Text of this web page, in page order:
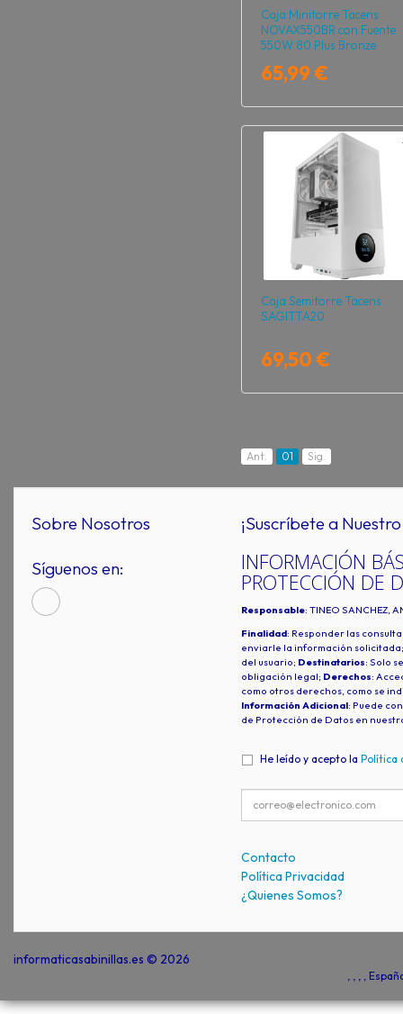
Caja Minitorre Tacens
NOVAX550BR con Fuente
550W 80 Plus Bronze
65,99 €
Caja Semitorre Tacens
SAGITTA20
69,50 €
Ant. 01 Sig.
Sobre Nosotros
Síguenos en:
¡Suscríbete a
INFORMACIÓN
PROTECCIÓN DE
Responsable: TINEO SANCHEZ,
Finalidad: Responder las
enviarle la información
del usuario; Destinatarios: Solo
obligación legal; Derechos:
como otros derechos, como se
Información Adicional: Puede
de Protección de Datos en
He leído y acepto la Política
Contacto
Política Privacidad
¿Quienes Somos?
informaticasabinillas.es © 2026
, , , ,